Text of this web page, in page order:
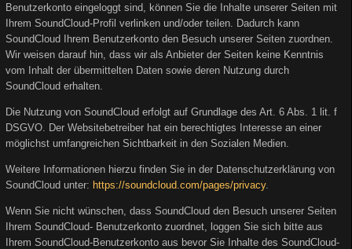
Benutzerkonto eingeloggt sind, können Sie die Inhalte unserer Seiten mit
Ihrem SoundCloud-Profil verlinken und/oder teilen. Dadurch kann
SoundCloud Ihrem Benutzerkonto den Besuch unserer Seiten zuordnen.
Wir weisen darauf hin, dass wir als Anbieter der Seiten keine Kenntnis
vom Inhalt der übermittelten Daten sowie deren Nutzung durch
SoundCloud erhalten.
Die Nutzung von SoundCloud erfolgt auf Grundlage des Art. 6 Abs. 1 lit. f
DSGVO. Der Websitebetreiber hat ein berechtigtes Interesse an einer
möglichst umfangreichen Sichtbarkeit in den Sozialen Medien.
Weitere Informationen hierzu finden Sie in der Datenschutzerklärung von
SoundCloud unter: https://soundcloud.com/pages/privacy.
Wenn Sie nicht wünschen, dass SoundCloud den Besuch unserer Seiten
Ihrem SoundCloud- Benutzerkonto zuordnet, loggen Sie sich bitte aus
Ihrem SoundCloud-Benutzerkonto aus bevor Sie Inhalte des SoundCloud-